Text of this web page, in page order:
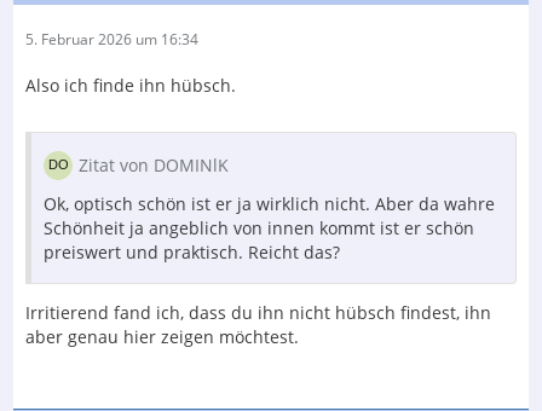
5. Februar 2026 um 16:34
Also ich finde ihn hübsch.
Zitat von DOMINlK
Ok, optisch schön ist er ja wirklich nicht. Aber da wahre
Schönheit ja angeblich von innen kommt ist er schön
preiswert und praktisch. Reicht das?
Irritierend fand ich, dass du ihn nicht hübsch findest, ihn
aber genau hier zeigen möchtest.